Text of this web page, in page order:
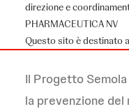
direzione e
PHARMACEUTICA NV
Questo sito è destinato
Il Progetto
Il Progetto
la prevenzione